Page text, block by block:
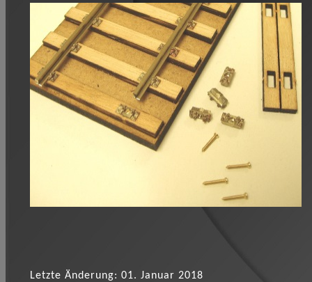
Letzte Änderung: 01. Januar 2018